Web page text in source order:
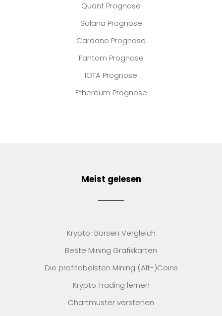
Quant Prognose
Solana Prognose
Cardano Prognose
Fantom Prognose
IOTA Prognose
Ethereum Prognose
Meist gelesen
Krypto-Börsen Vergleich
Beste Mining Grafikkarten
Die profitabelsten Mining (Alt-)Coins
Krypto Trading lernen
Chartmuster verstehen